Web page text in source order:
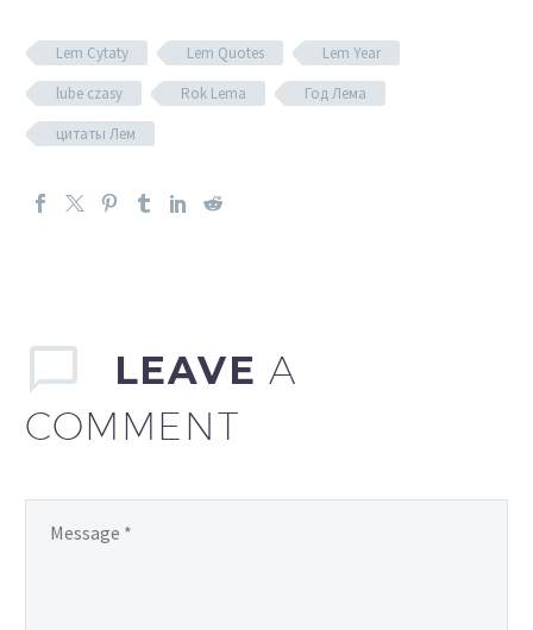
Lem Cytaty Lem Quotes
Lem Year
lube czasy
Rok Lema
Год Лема
цитаты Лем
LEAVE A
COMMENT